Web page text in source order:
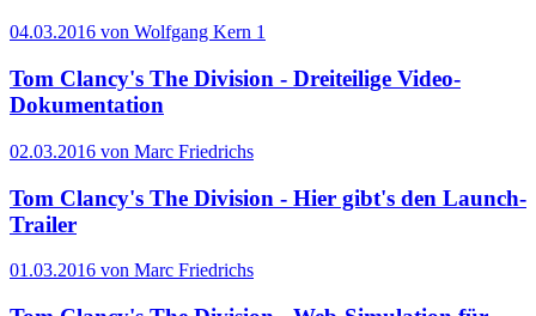
04.03.2016 von Wolfgang Kern 1
Tom Clancy's The Division - Dreiteilige Video-
Dokumentation
02.03.2016 von Marc Friedrichs
Tom Clancy's The Division - Hier gibt's den Launch-
Trailer
01.03.2016 von Marc Friedrichs